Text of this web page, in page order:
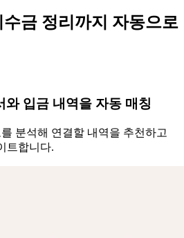
금 정리까지 자동으로
입금 내역을 자동 매칭
분석해 연결할 내역을 추천하고
트합니다.